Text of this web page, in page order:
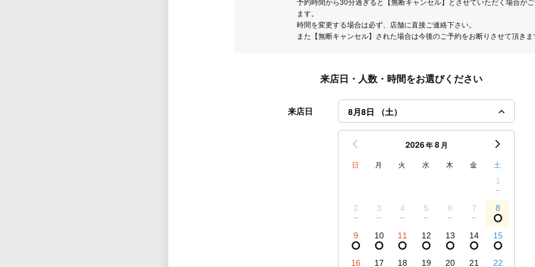
ます。
時間を変更する場合は必ず、店舗に直接ご連絡下さい。
また【無断キャンセル】された場合は今後のご予約をお断りさせて頂きま
来店日・人数・時間をお選びください
来店日 8月8日 （土）
2026年8月
日 月 火 水 木 金 土
1
2 3 4 5 6 7 8
9 10 11 12 13 14 15
16 17 18 19 20 21 22